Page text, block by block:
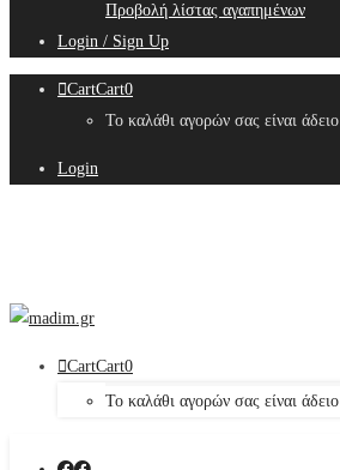
Προβολή λίστας αγαπημένων
Login / Sign Up
CartCart0
Το καλάθι αγορών σας είναι άδειο
Login
CartCart0
Το καλάθι αγορών σας είναι άδειο